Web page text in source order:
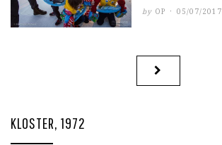
by OP
POSTED
05/07/2017
NEXT
PAGE
KLOSTER, 1972